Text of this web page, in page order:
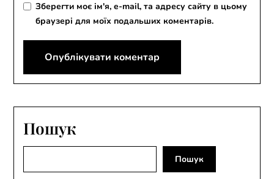
Зберегти моє ім'я, e-mail, та адресу сайту в цьому
браузері для моїх подальших коментарів.
Пошук
Пошук